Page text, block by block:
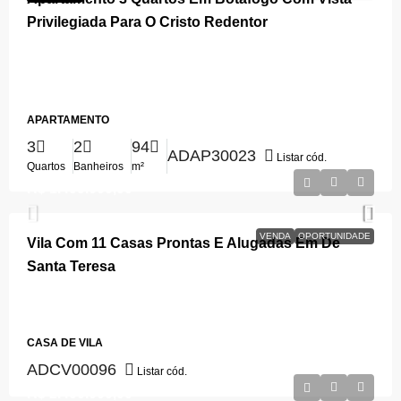
Privilegiada Para O Cristo Redentor
APARTAMENTO
3
Quartos
2
Banheiros
94
m²
ADAP30023 Listar cód.
VENDA OPORTUNIDADE
Vila Com 11 Casas Prontas E Alugadas Em De
Santa Teresa
CASA DE VILA
ADCV00096 Listar cód.